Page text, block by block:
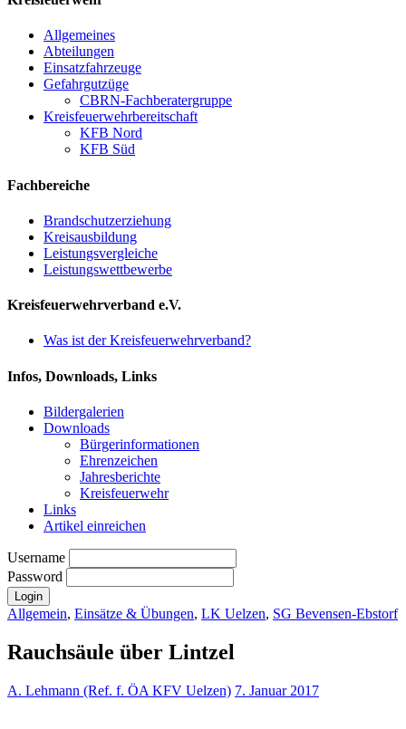
Allgemeines
Abteilungen
Einsatzfahrzeuge
Gefahrgutzüge
CBRN-Fachberatergruppe
Kreisfeuerwehrbereitschaft
KFB Nord
KFB Süd
Fachbereiche
Brandschutzerziehung
Kreisausbildung
Leistungsvergleiche
Leistungswettbewerbe
Kreisfeuerwehrverband e.V.
Was ist der Kreisfeuerwehrverband?
Infos, Downloads, Links
Bildergalerien
Downloads
Bürgerinformationen
Ehrenzeichen
Jahresberichte
Kreisfeuerwehr
Links
Artikel einreichen
Username
Password
Allgemein, Einsätze & Übungen, LK Uelzen, SG Bevensen-Ebstorf
Rauchsäule über Lintzel
A. Lehmann (Ref. f. ÖA KFV Uelzen) 7. Januar 2017